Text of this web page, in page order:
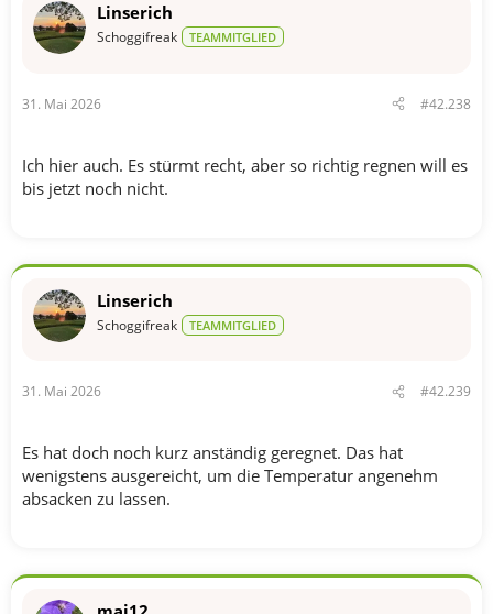
o
:
Linserich
Schoggifreak TEAMMITGLIED
31. Mai 2026 #42.238
Ich hier auch. Es stürmt recht, aber so richtig regnen will es
bis jetzt noch nicht.
Linserich
Schoggifreak TEAMMITGLIED
31. Mai 2026 #42.239
Es hat doch noch kurz anständig geregnet. Das hat
wenigstens ausgereicht, um die Temperatur angenehm
absacken zu lassen.